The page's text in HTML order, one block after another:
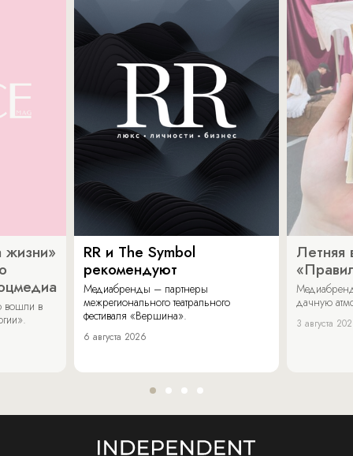
жизни»
вошли в
RR и The Symbol
рекомендуют
Медиабренды – партнеры
межрегионального театрального
фестиваля «Вершина».
6 августа 2026
Летняя
дачную
3 августа